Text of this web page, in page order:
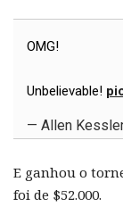
OMG!
Unbelievable!
— Allen
E ganhou o
foi de $52.000.